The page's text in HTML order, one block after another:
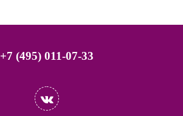
+7 (495) 011-07-33